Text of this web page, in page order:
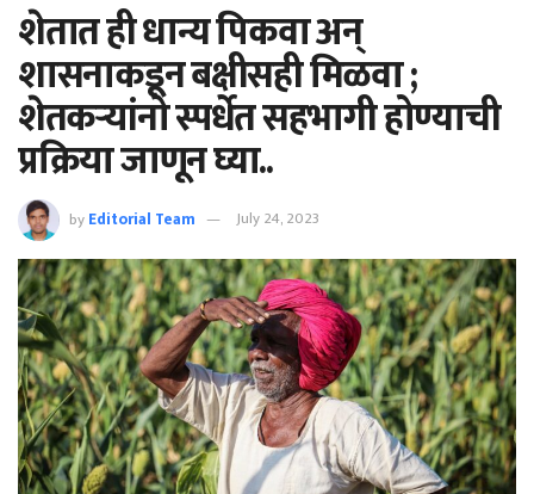
शेतात ही धान्य पिकवा अन्
शासनाकडून बक्षीसही मिळवा ;
शेतकऱ्यांनो स्पर्धेत सहभागी होण्याची
प्रक्रिया जाणून घ्या..
byEditorial Team July 24, 2023